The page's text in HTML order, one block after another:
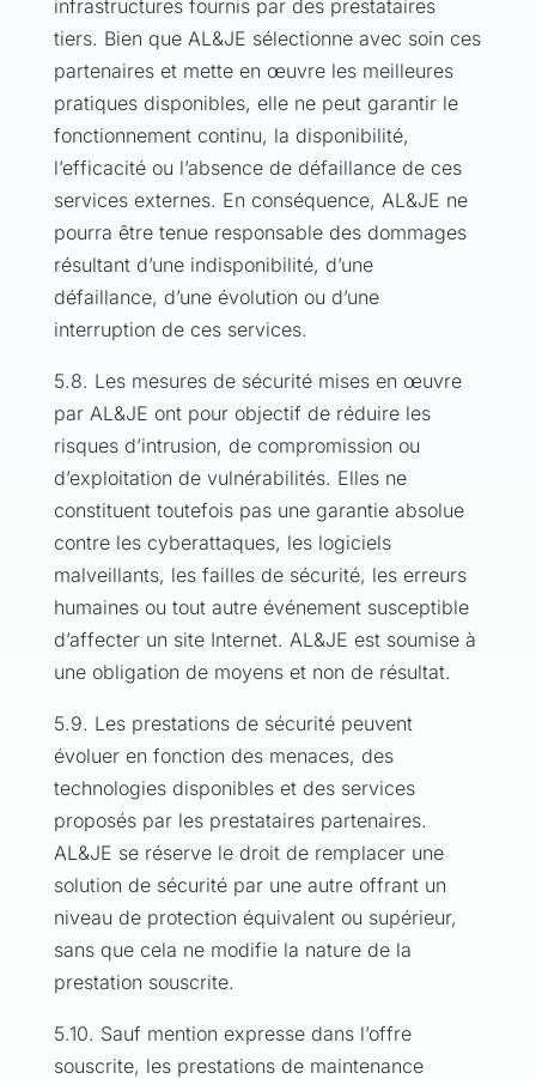
infrastructures fournis par des prestataires
tiers. Bien que AL&JE sélectionne avec soin ces
partenaires et mette en œuvre les meilleures
pratiques disponibles, elle ne peut garantir le
fonctionnement continu, la disponibilité,
l’efficacité ou l’absence de défaillance de ces
services externes. En conséquence, AL&JE ne
pourra être tenue responsable des dommages
résultant d’une indisponibilité, d’une
défaillance, d’une évolution ou d’une
interruption de ces services.
5.8. Les mesures de sécurité mises en œuvre
par AL&JE ont pour objectif de réduire les
risques d’intrusion, de compromission ou
d’exploitation de vulnérabilités. Elles ne
constituent toutefois pas une garantie absolue
contre les cyberattaques, les logiciels
malveillants, les failles de sécurité, les erreurs
humaines ou tout autre événement susceptible
d’affecter un site Internet. AL&JE est soumise à
une obligation de moyens et non de résultat.
5.9. Les prestations de sécurité peuvent
évoluer en fonction des menaces, des
technologies disponibles et des services
proposés par les prestataires partenaires.
AL&JE se réserve le droit de remplacer une
solution de sécurité par une autre offrant un
niveau de protection équivalent ou supérieur,
sans que cela ne modifie la nature de la
prestation souscrite.
5.10. Sauf mention expresse dans l’offre
souscrite, les prestations de maintenance